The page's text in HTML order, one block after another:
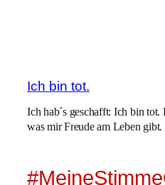
Ich bin tot.
Ich hab´s geschafft: Ich bin
was mir Freude am Leben gibt.